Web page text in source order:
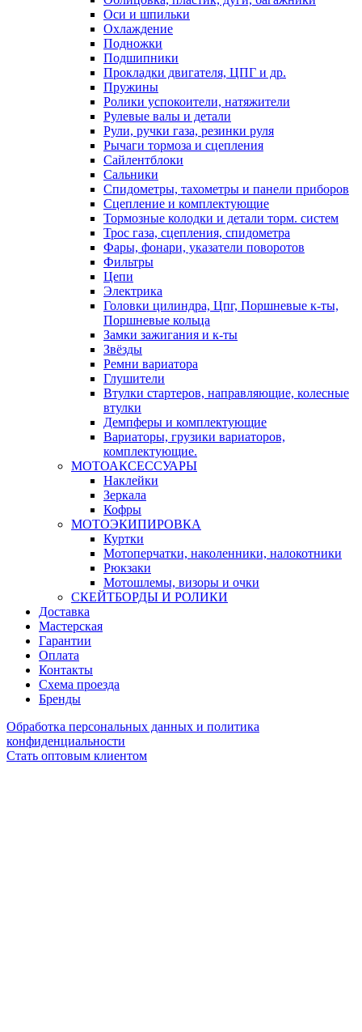
Оси и шпильки
Охлаждение
Подножки
Подшипники
Прокладки двигателя, ЦПГ и др.
Пружины
Ролики успокоители, натяжители
Рулевые валы и детали
Рули, ручки газа, резинки руля
Рычаги тормоза и сцепления
Сайлентблоки
Сальники
Спидометры, тахометры и панели приборов
Сцепление и комплектующие
Тормозные колодки и детали торм. систем
Трос газа, сцепления, спидометра
Фары, фонари, указатели поворотов
Фильтры
Цепи
Электрика
Головки цилиндра, Цпг, Поршневые к-ты,
Поршневые кольца
Замки зажигания и к-ты
Звёзды
Ремни вариатора
Глушители
Втулки стартеров, направляющие, колесные
втулки
Демпферы и комплектующие
Вариаторы, грузики вариаторов,
комплектующие.
МОТОАКСЕССУАРЫ
Наклейки
Зеркала
Кофры
МОТОЭКИПИРОВКА
Куртки
Мотоперчатки, наколенники, налокотники
Рюкзаки
Мотошлемы, визоры и очки
СКЕЙТБОРДЫ И РОЛИКИ
Доставка
Мастерская
Гарантии
Оплата
Контакты
Схема проезда
Бренды
Обработка персональных данных и политика
конфиденциальности
Стать оптовым клиентом